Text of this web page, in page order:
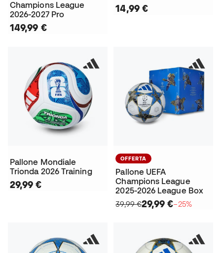
Champions League
2026-2027 Pro
149,99 €
14,99 €
Pallone Mondiale
Trionda 2026 Training
29,99 €
OFFERTA
Pallone UEFA
Champions League
2025-2026 League Box
39,99 €29,99 €−25%